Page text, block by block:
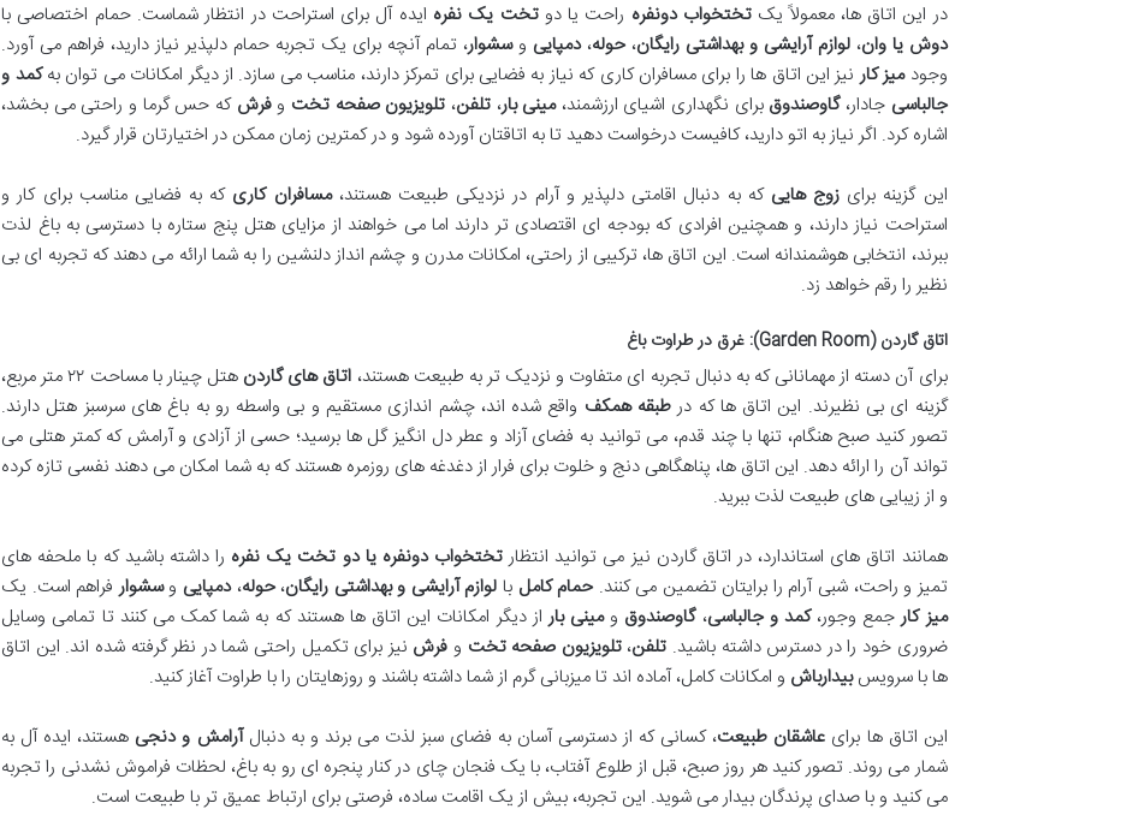
در این اتاق ها، معمولاً یکتختخواب دونفره راحت یا دوتخت یک نفره ایده آل برای استراحت در انتظار شماست. حمام اختصاصی با
دوش یا وان،لوازم آرایشی و بهداشتی رایگان،حوله،دمپایی وسشوار، تمام آنچه برای یک تجربه حمام دلپذیر نیاز دارید، فراهم می آورد.
وجودمیز کارنیز این اتاق ها را برای مسافران کاری که نیاز به فضایی برای تمرکز دارند، مناسب می سازد. از دیگر امکانات می توان بهکمد و
جالباسی جادار،گاوصندوق برای نگهداری اشیای ارزشمند،مینی بار،تلفن، تلویزیون صفحه تخت وفرش که حس گرما و راحتی می بخشد،
اشاره کرد. اگر نیاز به اتو دارید، کافیست درخواست دهید تا به اتاقتان آورده شود و در کمترین زمان ممکن در اختیارتان قرار گیرد.
این گزینه برای زوج هایی که به دنبال اقامتی دلپذیر و آرام در نزدیکی طبیعت هستند،مسافران کاری که به فضایی مناسب برای کار و
استراحت نیاز دارند، و همچنین افرادی که بودجه ای اقتصادی تر دارند اما می خواهند از مزایای هتل پنج ستاره با دسترسی به باغ لذت
ببرند، انتخابی هوشمندانه است. این اتاق ها، ترکیبی از راحتی، امکانات مدرن و چشم انداز دلنشین را به شما ارائه می دهند که تجربه ای بی
نظیر را رقم خواهد زد.
اتاق گاردن (Garden Room): غرق در طراوت باغ
برای آن دسته از مهمانانی که به دنبال تجربه ای متفاوت و نزدیک تر به طبیعت هستند، اتاق های گاردن
هتل چینار با مساحت ۲۲ متر مربع،
گزینه ای بی نظیرند. این اتاق ها که درطبقه همکف واقع شده اند، چشم اندازی مستقیم و بی واسطه رو به باغ های سرسبز هتل دارند.
تصور کنید صبح هنگام، تنها با چند قدم، می توانید به فضای آزاد و عطر دل انگیز گل ها برسید؛ حسی از آزادی و آرامش که کمتر هتلی می
تواند آن را ارائه دهد. این اتاق ها، پناهگاهی دنج و خلوت برای فرار از دغدغه های روزمره هستند که به شما امکان می دهند نفسی تازه کرده
و از زیبایی های طبیعت لذت ببرید.
همانند اتاق های استاندارد، در اتاق گاردن نیز می توانید انتظارتختخواب دونفره یا دو تخت یک نفره را داشته باشید که با ملحفه های
تمیز و راحت، شبی آرام را برایتان تضمین می کنند.حمام کامل با لوازم آرایشی و بهداشتی رایگان،حوله،دمپایی وسشوارفراهم است. یک
میز کارجمع وجور،کمد و جالباسی،گاوصندوق ومینی باراز دیگر امکانات این اتاق ها هستند که به شما کمک می کنند تا تمامی وسایل
ضروری خود را در دسترس داشته باشید. تلفن،تلویزیون صفحه تخت و فرش نیز برای تکمیل راحتی شما در نظر گرفته شده اند. این اتاق
ها با سرویسبیدارباش و امکانات کامل، آماده اند تا میزبانی گرم از شما داشته باشند و روزهایتان را با طراوت آغاز کنید.
این اتاق ها برای عاشقان طبیعت، کسانی که از دسترسی آسان به فضای سبز لذت می برند و به دنبالآرامش و دنجی هستند، ایده آل به
شمار می روند. تصور کنید هر روز صبح، قبل از طلوع آفتاب، با یک فنجان چای در کنار پنجره ای رو به باغ، لحظات فراموش نشدنی را تجربه
می کنید و با صدای پرندگان بیدار می شوید. این تجربه، بیش از یک اقامت ساده، فرصتی برای ارتباط عمیق تر با طبیعت است.